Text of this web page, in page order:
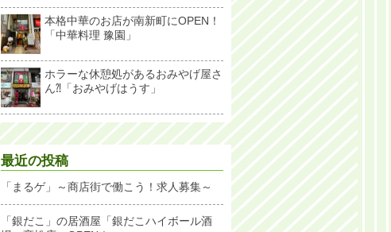
本格中華のお店が南新町にOPEN！
「中華料理 豫園」
ホラーな休憩処があるおみやげ屋さ
ん⁈「おみやげはうす」
最近の投稿
「まるゲ」～商店街で働こう！求人募集～
「銀だこ」の居酒屋「銀だこハイボール酒